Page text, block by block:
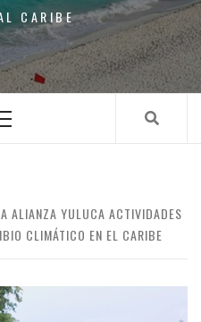
CARIBE
Menu
ALIANZA YULUCA ACTIVIDADES
CLIMÁTICO EN EL CARIBE